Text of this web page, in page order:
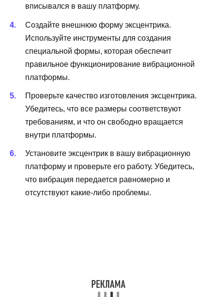
вписывался в вашу платформу.
Создайте внешнюю форму эксцентрика.
Используйте инструменты для создания
специальной формы, которая обеспечит
правильное функционирование вибрационной
платформы.
Проверьте качество изготовления эксцентрика.
Убедитесь, что все размеры соответствуют
требованиям, и что он свободно вращается
внутри платформы.
Установите эксцентрик в вашу вибрационную
платформу и проверьте его работу. Убедитесь,
что вибрация передается равномерно и
отсутствуют какие-либо проблемы.